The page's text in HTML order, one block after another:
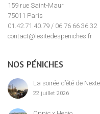
159 rue Saint-Maur
75011 Paris
01.42.71.40.79 / 06 76 66 36 32
contact@lesitedespeniches.fr
NOS PÉNICHES
La soirée d’été de
22 juillet 2026